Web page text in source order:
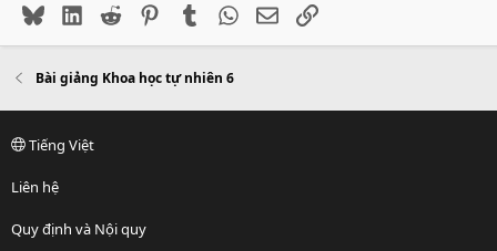
BlueskyLinkedIn
Reddit PinterestTumblr WhatsApp
EmailLink
Bài giảng Khoa học tự nhiên 6
Tiếng Việt
Liên hệ
Quy định và Nội quy